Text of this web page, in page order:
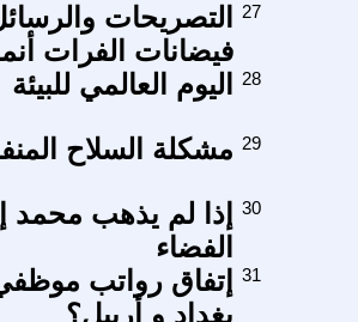
التصريحات
فيضانات الفرات
27
اليوم العالمي للبيئة 28
مشكلة السلاح 29
إذا لم يذهب محمد
الفضاء
30
إتفاق رواتب
بغداد و أربيل؟
31